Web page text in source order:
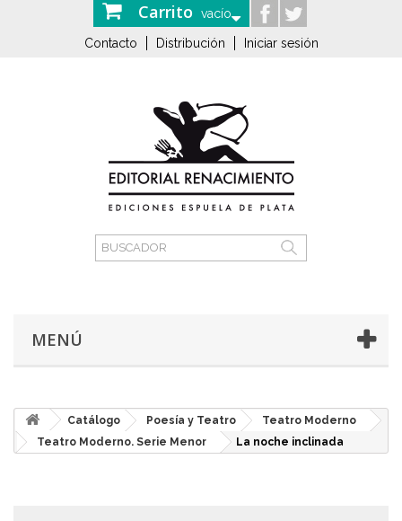
Carrito vacío
Contacto Distribución Iniciar sesión
MENÚ
Catálogo Poesía y Teatro
Teatro Moderno
Teatro Moderno. Serie Menor
La noche inclinada